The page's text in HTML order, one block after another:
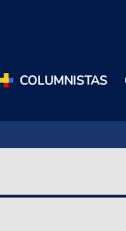
COLUMNISTAS